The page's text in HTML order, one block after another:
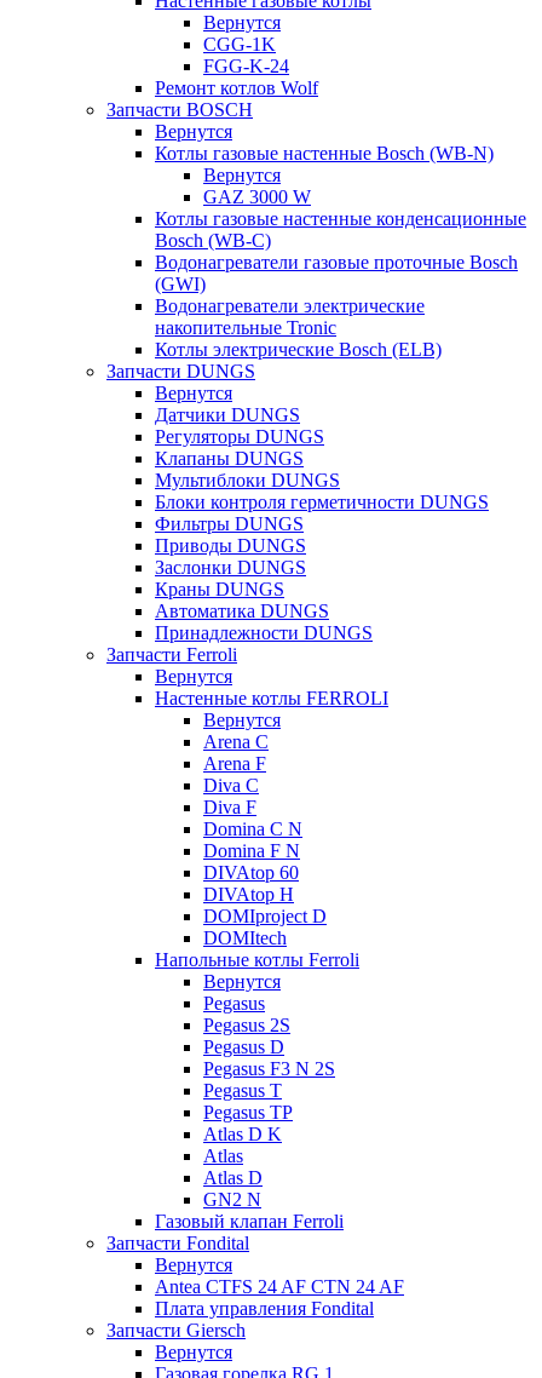
Вернутся
CGG-1K
FGG-K-24
Ремонт котлов Wolf
Запчасти BOSCH
Вернутся
Котлы газовые настенные Bosch (WB-N)
Вернутся
GAZ 3000 W
Котлы газовые настенные конденсационные
Bosch (WB-C)
Водонагреватели газовые проточные Bosch
(GWI)
Водонагреватели электрические
накопительные Tronic
Котлы электрические Bosch (ELB)
Запчасти DUNGS
Вернутся
Датчики DUNGS
Регуляторы DUNGS
Клапаны DUNGS
Мультиблоки DUNGS
Блоки контроля герметичности DUNGS
Фильтры DUNGS
Приводы DUNGS
Заслонки DUNGS
Краны DUNGS
Автоматика DUNGS
Принадлежности DUNGS
Запчасти Ferroli
Вернутся
Настенные котлы FERROLI
Вернутся
Arena C
Arena F
Diva C
Diva F
Domina C N
Domina F N
DIVAtop 60
DIVAtop H
DOMIproject D
DOMItech
Напольные котлы Ferroli
Вернутся
Pegasus
Pegasus 2S
Pegasus D
Pegasus F3 N 2S
Pegasus T
Pegasus TP
Atlas D K
Atlas
Atlas D
GN2 N
Газовый клапан Ferroli
Запчасти Fondital
Вернутся
Antea CTFS 24 AF CTN 24 AF
Плата управления Fondital
Запчасти Giersch
Вернутся
Газовая горелка RG 1